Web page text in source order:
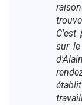
C'est
sur